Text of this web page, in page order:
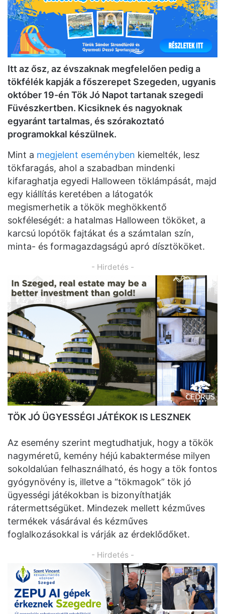
Itt az ősz, az évszaknak megfelelően pedig a
tökfélék kapják a főszerepet Szegeden, ugyanis
október 19-én Tök Jó Napot tartanak szegedi
Füvészkertben. Kicsiknek és nagyoknak
egyaránt tartalmas, és szórakoztató
programokkal készülnek.
Mint a megjelent eseményben kiemelték, lesz
tökfaragás, ahol a szabadban mindenki
kifaraghatja egyedi Halloween töklámpását, majd
egy kiállítás keretében a látogatók
megismerhetik a tökök meghökkentő
sokféleségét: a hatalmas Halloween tököket, a
karcsú lopótök fajtákat és a számtalan szín,
minta- és formagazdagságú apró dísztököket.
- Hirdetés -
TÖK JÓ ÜGYESSÉGI JÁTÉKOK IS LESZNEK
Az esemény szerint megtudhatjuk, hogy a tökök
nagyméretű, kemény héjú kabaktermése milyen
sokoldalúan felhasználható, és hogy a tök fontos
gyógynövény is, illetve a “tökmagok” tök jó
ügyességi játékokban is bizonyíthatják
rátermettségüket. Mindezek mellett kézműves
termékek vásárával és kézműves
foglalkozásokkal is várják az érdeklődőket.
- Hirdetés -